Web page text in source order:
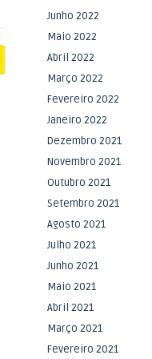
Junho 2022
Maio 2022
Abril 2022
Março 2022
Fevereiro 2022
Janeiro 2022
Dezembro 2021
Novembro 2021
Outubro 2021
Setembro 2021
Agosto 2021
Julho 2021
Junho 2021
Maio 2021
Abril 2021
Março 2021
Fevereiro 2021